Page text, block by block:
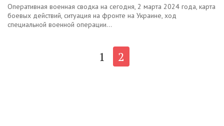
Оперативная военная сводка на сегодня, 2 марта 2024 года, карта
боевых действий, ситуация на фронте на Украине, ход
специальной военной операции...
1 2